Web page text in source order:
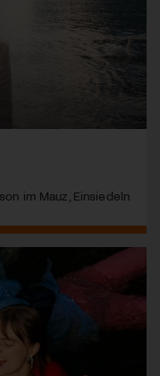
im Mauz, Einsiedeln